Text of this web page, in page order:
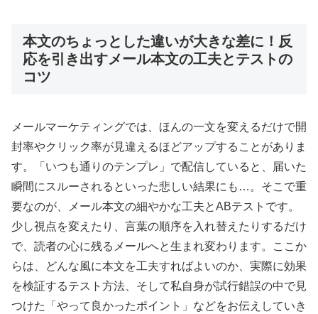
本文のちょっとした違いが大きな差に！反
応を引き出すメール本文の工夫とテストの
コツ
メールマーケティングでは、ほんの一文を変えるだけで開
封率やクリック率が見違えるほどアップすることがありま
す。「いつも通りのテンプレ」で配信していると、届いた
瞬間にスルーされるといった悲しい結果にも…。そこで重
要なのが、メール本文の細やかな工夫とABテストです。
少し視点を変えたり、言葉の順序を入れ替えたりするだけ
で、読者の心に残るメールへと生まれ変わります。ここか
らは、どんな風に本文を工夫すればよいのか、実際に効果
を検証するテスト方法、そして私自身が試行錯誤の中で見
つけた「やって良かったポイント」などをお伝えしていき